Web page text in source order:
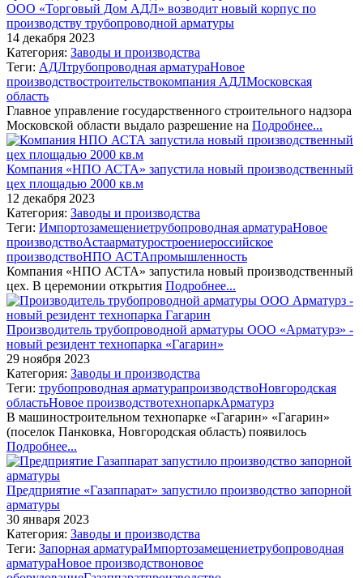
ООО «Торговый Дом АДЛ» возводит новый корпус по
производству трубопроводной арматуры
14 декабря 2023
Категория: Заводы и производства
Теги: АДЛтрубопроводная арматураНовое
производствостроительствокомпания АДЛМосковская
область
Главное управление государственного строительного надзора
Московской области выдало разрешение на Подробнее...
Компания «НПО АСТА» запустила новый производственный
цех площадью 2000 кв.м
12 декабря 2023
Категория: Заводы и производства
Теги: Импортозамещениетрубопроводная арматураНовое
производствоАстаарматуростроениероссийское
производствоНПО АСТАпромышленность
Компания «НПО АСТА» запустила новый производственный
цех. В церемонии открытия Подробнее...
Производитель трубопроводной арматуры ООО «Арматурз» -
новый резидент технопарка «Гагарин»
29 ноября 2023
Категория: Заводы и производства
Теги: трубопроводная арматурапроизводствоНовгородская
областьНовое производствотехнопаркАрматурз
В машиностроительном технопарке «Гагарин» «Гагарин»
(поселок Панковка, Новгородская область) появилось
Подробнее...
Предприятие «Газаппарат» запустило производство запорной
арматуры
30 января 2023
Категория: Заводы и производства
Теги: Запорная арматураИмпортозамещениетрубопроводная
арматураНовое производствоновое